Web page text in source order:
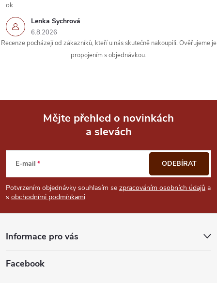
Lenka Sychrová
6.8.2026
ok
Recenze pocházejí od zákazníků, kteří u nás skutečně nakoupili. Ověřujeme je
propojením s objednávkou.
p
a
Mějte přehled o novinkách
a slevách
E-mail
Potvrzením objednávky souhlasím se zpracováním osobních údajů a
s obchodními podmínkami
ODEBÍRAT
Informace pro vás
Facebook